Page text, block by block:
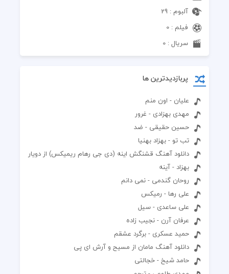
آلبوم : 29
فیلم : 0
سریال : 0
پربازدیدترین ها
علیان - اون منم
مهدی بهزادی - غرور
حسین حقیقی - ضد
تب تو - بهزاد بهنیا
دانلود آهنگ قشنگش اینه (دی جی رهام ریمیکس) از دویار
بهزاد - آینه
روحان گندمی - نمی دانم
علی رها - رمیکس
علی ساعدی - سیل
عرفان آرن - نجیب زاده
حمید عسکری - برگرد عشقم
دانلود آهنگ مامان از مسیح و آرش ای پی
حامد شیخ - خجالتی